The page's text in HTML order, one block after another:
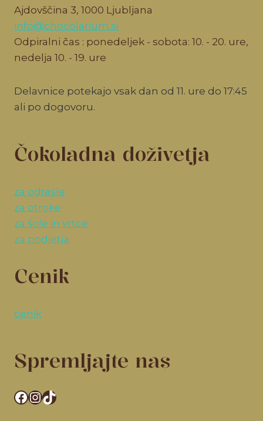
Ajdovščina 3, 1000 Ljubljana
info@chocolarium.si
Odpiralni čas : ponedeljek - sobota: 10. - 20. ure,
nedelja 10. - 19. ure
Delavnice potekajo vsak dan od 11. ure do 17:45
ali po dogovoru.
Čokoladna doživetja
za odrasle
za otroke
za šole in vrtce
za podjetja
Cenik
cenik
Spremljajte nas
Facebook
Instagram
TikTok